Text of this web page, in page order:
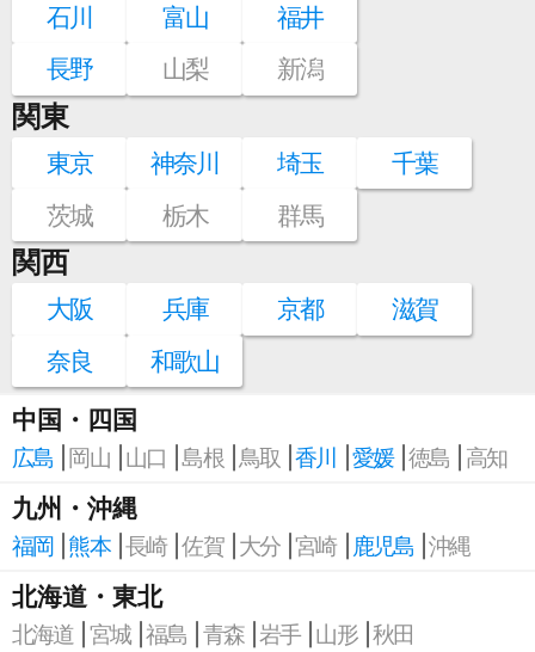
石川
富山
福井
長野
山梨 新潟
関東
東京 神奈川 埼玉
千葉
茨城
栃木 群馬
関西
大阪 兵庫 京都
滋賀
奈良
和歌山
中国・四国
広島 岡山 山口 島根 鳥取 香川 愛媛 徳島 高知
九州・沖縄
福岡 熊本 長崎 佐賀 大分 宮崎 鹿児島 沖縄
北海道・東北
北海道 宮城 福島 青森 岩手 山形 秋田